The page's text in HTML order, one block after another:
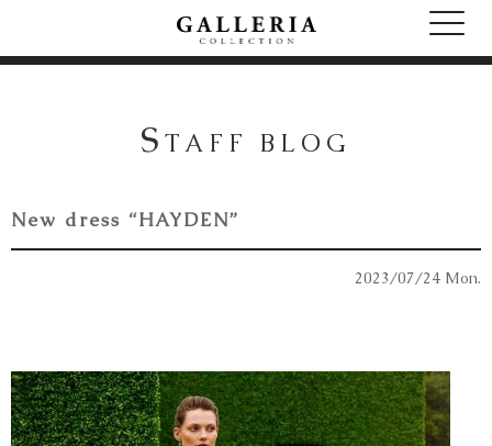
S TAFF BLOG
New dress “HAYDEN”
2023/07/24 Mon.